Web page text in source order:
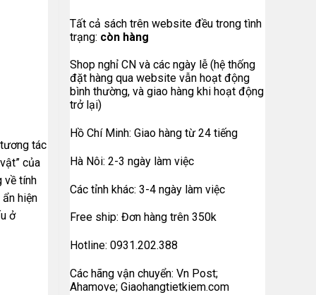
tác
của
về tính
hiện
ở
Tất cả sách trên website đều trong tình
trạng: còn hàng
Shop nghỉ CN và các ngày lễ (hệ thống
đặt hàng qua website vẫn hoạt động
bình thường, và giao hàng khi hoạt động
trở lại)
Hồ Chí Minh: Giao hàng từ 24 tiếng
Hà Nôi: 2-3 ngày làm việc
Các tỉnh khác: 3-4 ngày làm việc
Free ship: Đơn hàng trên 350k
Hotline: 0931.202.388
Các hãng vận chuyển: Vn Post;
Ahamove; Giaohangtietkiem.com